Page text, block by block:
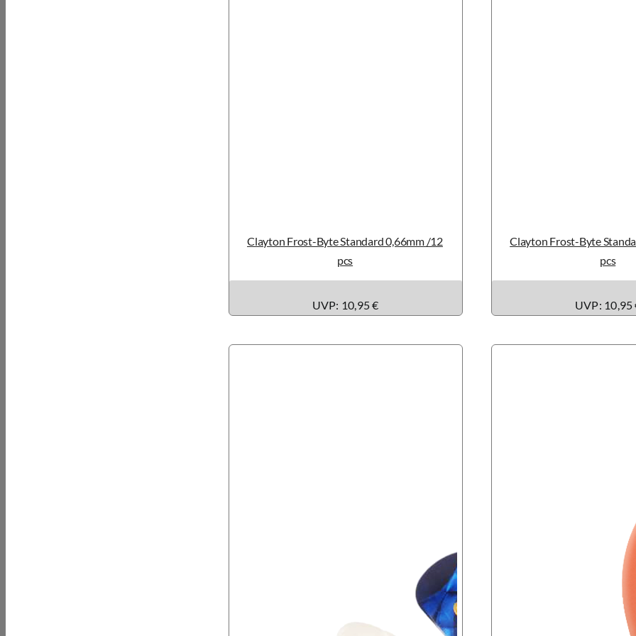
Clayton Frost-Byte Standard 0,66mm /12
pcs
UVP: 10,95 €
Clayton Frost-Byte
pcs
UVP: 10,95